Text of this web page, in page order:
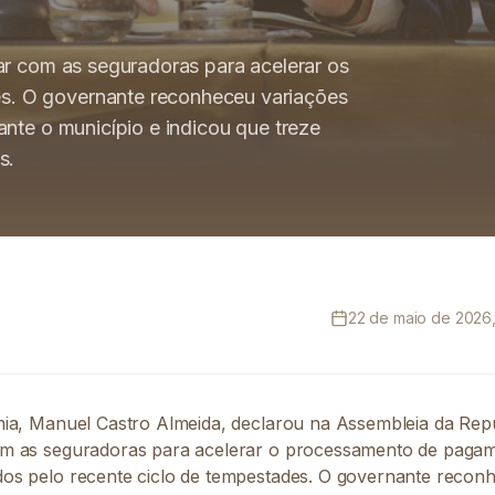
com as seguradoras para acelerar os
O governante reconheceu variações
o município e indicou que treze
22 de maio de
Manuel Castro Almeida, declarou na Assembleia da
as seguradoras para acelerar o processamento de
pelo recente ciclo de tempestades. O governante